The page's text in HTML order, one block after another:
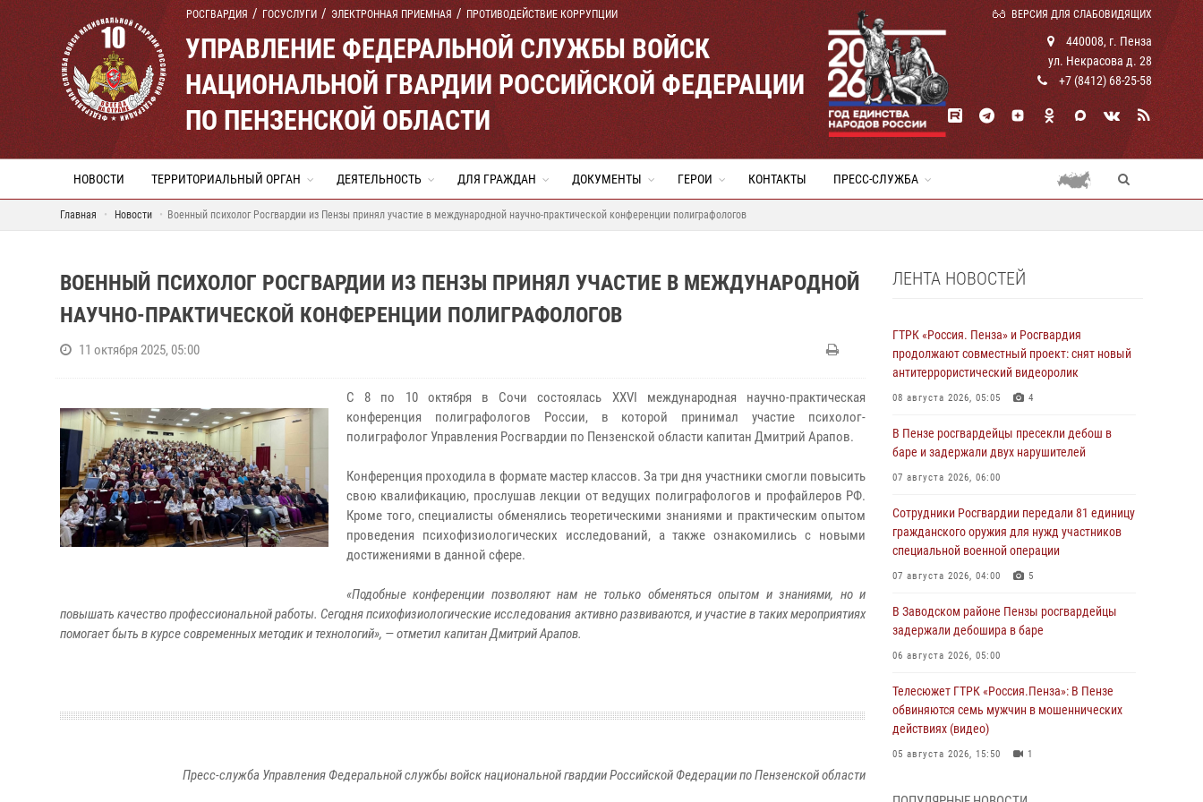
РОСГВАРДИЯ ГОСУСЛУГИ ЭЛЕКТРОННАЯ ПРИЕМНАЯ ПРОТИВОДЕЙСТВИЕ КОРРУПЦИИ ВЕРСИЯ ДЛЯ СЛАБОВИДЯЩИХ
УПРАВЛЕНИЕ ФЕДЕРАЛЬНОЙ СЛУЖБЫ ВОЙСК
НАЦИОНАЛЬНОЙ ГВАРДИИ РОССИЙСКОЙ ФЕДЕРАЦИИ
ПО ПЕНЗЕНСКОЙ ОБЛАСТИ
440008, г. Пенза
ул. Некрасова д. 28
+7 (8412) 68-25-58
НОВОСТИ ТЕРРИТОРИАЛЬНЫЙ ОРГАН ДЕЯТЕЛЬНОСТЬ ДЛЯ ГРАЖДАН ДОКУМЕНТЫ ГЕРОИ КОНТАКТЫ ПРЕСС-СЛУЖБА
Главная Новости Военный психолог Росгвардии из Пензы принял участие в международной научно-практической конференции полиграфологов
ВОЕННЫЙ ПСИХОЛОГ РОСГВАРДИИ ИЗ ПЕНЗЫ ПРИНЯЛ УЧАСТИЕ В МЕЖДУНАРОДНОЙ
НАУЧНО-ПРАКТИЧЕСКОЙ КОНФЕРЕНЦИИ ПОЛИГРАФОЛОГОВ
11 октября 2025, 05:00
С 8 по 10 октября в Сочи состоялась XXVI международная научно-практическая
конференция полиграфологов России, в которой принимал участие психолог-
полиграфолог Управления Росгвардии по Пензенской области капитан Дмитрий Арапов.
Конференция проходила в формате мастер классов. За три дня участники смогли повысить
свою квалификацию, прослушав лекции от ведущих полиграфологов и профайлеров РФ.
Кроме того, специалисты обменялись теоретическими знаниями и практическим опытом
проведения психофизиологических исследований, а также ознакомились с новыми
достижениями в данной сфере.
«Подобные конференции позволяют нам не только обменяться опытом и знаниями, но и
повышать качество профессиональной работы. Сегодня психофизиологические исследования активно развиваются, и участие в таких мероприятиях
помогает быть в курсе современных методик и технологий», — отметил капитан Дмитрий Арапов.
Пресс-служба Управления Федеральной службы войск национальной гвардии Российской Федерации по Пензенской области
ЛЕНТА НОВОСТЕЙ
ГТРК «Россия. Пенза» и Росгвардия
продолжают совместный проект: снят новый
антитеррористический видеоролик
08 августа 2026, 05:05 4
В Пензе росгвардейцы пресекли дебош в
баре и задержали двух нарушителей
07 августа 2026, 06:00
Сотрудники Росгвардии передали 81 единицу
гражданского оружия для нужд участников
специальной военной операции
07 августа 2026, 04:00 5
В Заводском районе Пензы росгвардейцы
задержали дебошира в баре
06 августа 2026, 05:00
Телесюжет ГТРК «Россия.Пенза»: В Пензе
обвиняются семь мужчин в мошеннических
действиях (видео)
05 августа 2026, 15:50 1